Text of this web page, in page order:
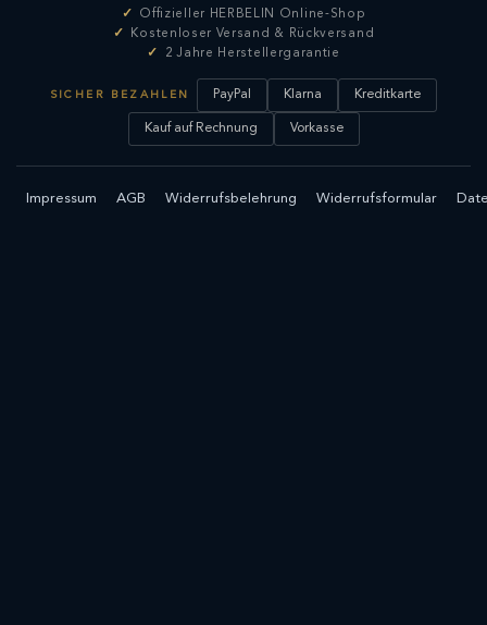
Offizieller HERBELIN Online-Shop
Kostenloser Versand & Rückversand
2 Jahre Herstellergarantie
SICHER BEZAHLEN PayPal Klarna Kreditkarte
Kauf auf Rechnung Vorkasse
Impressum AGB Widerrufsbelehrung Widerrufsformular